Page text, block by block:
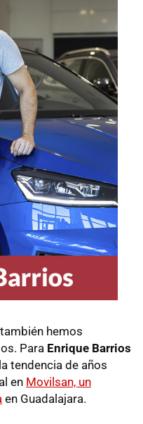
hemos
Para Enrique Barrios
tendencia de años
en Movilsan, un
en Guadalajara.